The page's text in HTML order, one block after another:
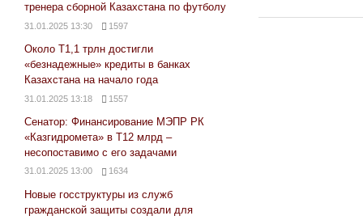
по
тренера сборной Казахстана по футболу
31.01.2025 13:30 1597
Около Т1,1 трлн достигли
«безнадежные» кредиты в банках
Казахстана на начало года
31.01.2025 13:18 1557
Сенатор: Финансирование МЭПР РК
«Казгидромета» в Т12 млрд –
несопоставимо с его задачами
31.01.2025 13:00 1634
Новые госструктуры из служб
гражданской защиты создали для